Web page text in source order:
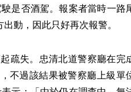
是否酒駕。報案者當時一路
動，因此只好再次報警。
疏失。忠清北道警察廳在完
不過該結果被警察廳上級單